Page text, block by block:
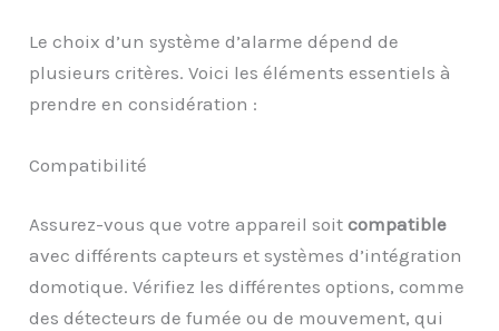
Le choix d’un système d’alarme dépend de
plusieurs critères. Voici les éléments essentiels à
prendre en considération :
Compatibilité
Assurez-vous que votre appareil soitcompatible
avec différents capteurs et systèmes d’intégration
domotique. Vérifiez les différentes options, comme
des détecteurs de fumée ou de mouvement, qui